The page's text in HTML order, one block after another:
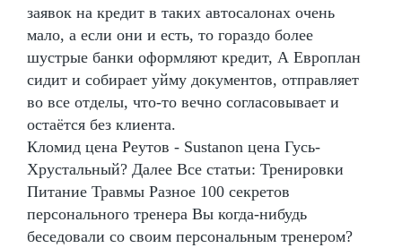
заявок на кредит в таких автосалонах очень
мало, а если они и есть, то гораздо более
шустрые банки оформляют кредит, А Европлан
сидит и собирает уйму документов, отправляет
во все отделы, что-то вечно согласовывает и
остаётся без клиента.
Кломид цена Реутов - Sustanon цена Гусь-
Хрустальный? Далее Все статьи: Тренировки
Питание Травмы Разное 100 секретов
персонального тренера Вы когда-нибудь
беседовали со своим персональным тренером?